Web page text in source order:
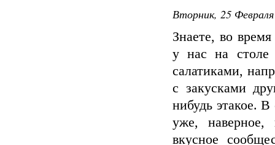
Вторник, 25
Знаете, во
у нас на
салатиками,
с закусками
нибудь этакое.
уже, наверное,
вкусное